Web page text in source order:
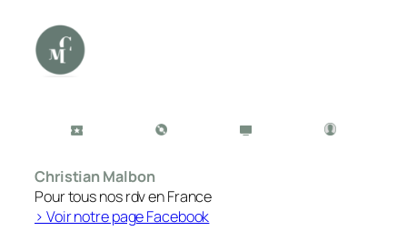
Christian Malbon
Pour tous nos rdv en France
> Voir notre page Facebook